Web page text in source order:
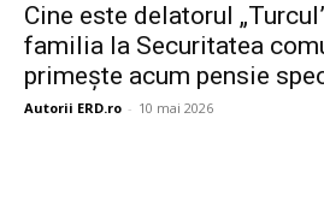
Cine este delatorul
familia la Securitatea
primește acum pensie
Autorii ERD.ro - 10 mai 2026